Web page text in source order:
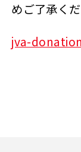
めご了承くだ
jva-